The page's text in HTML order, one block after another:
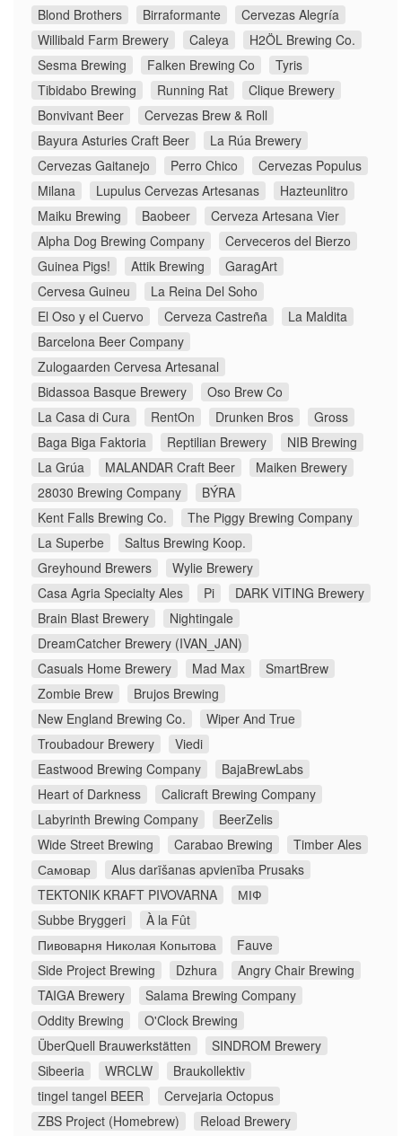
Blond Brothers Birraformante
Cervezas Alegría
Willibald Farm Brewery
Caleya
H2ÖL Brewing Co.
Sesma Brewing
Falken Brewing Co
Tyris
Tibidabo Brewing
Running Rat
Clique Brewery
Bonvivant Beer
Cervezas Brew & Roll
Bayura Asturies Craft Beer
La Rúa Brewery
Cervezas Gaitanejo
Perro Chico
Cervezas Populus
Milana
Lupulus Cervezas Artesanas
Hazteunlitro
Maiku Brewing
Baobeer
Cerveza Artesana Vier
Alpha Dog Brewing Company
Cerveceros del Bierzo
Guinea Pigs!
Attik Brewing
GaragArt
Cervesa Guineu
La Reina Del Soho
El Oso y el Cuervo
Cerveza Castreña
La Maldita
Barcelona Beer Company
Zulogaarden Cervesa Artesanal
Bidassoa Basque Brewery
Oso Brew Co
La Casa di Cura
RentOn Drunken Bros
Gross
Baga Biga Faktoria
Reptilian Brewery
NIB Brewing
La Grúa
MALANDAR Craft Beer
Maiken Brewery
28030 Brewing Company
BÝRA
Kent Falls Brewing Co.
The Piggy Brewing Company
La Superbe
Saltus Brewing Koop.
Greyhound Brewers
Wylie Brewery
Casa Agria Specialty Ales
Pi
DARK VITING Brewery
Brain Blast Brewery
Nightingale
DreamCatcher Brewery (IVAN_JAN)
Casuals Home Brewery
Mad Max
SmartBrew
Zombie Brew
Brujos Brewing
New England Brewing Co.
Wiper And True
Troubadour Brewery
Viedi
Eastwood Brewing Company
BajaBrewLabs
Heart of Darkness
Calicraft Brewing Company
Labyrinth Brewing Company
BeerZelis
Wide Street Brewing
Carabao Brewing
Timber Ales
Самовар
Alus darīšanas apvienība Prusaks
TEKTONIK KRAFT PIVOVARNA
МІФ
Subbe Bryggeri
À la Fût
Пивоварня Николая Копытова
Fauve
Side Project Brewing
Dzhura
Angry Chair Brewing
TAIGA Brewery
Salama Brewing Company
Oddity Brewing
O'Clock Brewing
ÜberQuell Brauwerkstätten
SINDROM Brewery
Sibeeria
WRCLW
Braukollektiv
tingel tangel BEER
Cervejaria Octopus
ZBS Project (Homebrew)
Reload Brewery